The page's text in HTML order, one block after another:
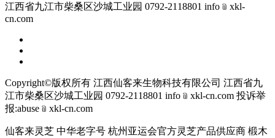
江西省九江市柴桑区沙城工业园 0792-2118801 info﹫xkl-
cn.com
Copyright©版权所有 江西仙客来生物科技有限公司 江西省九
江市柴桑区沙城工业园 0792-2118801 info﹫xkl-cn.com 投诉举
报:abuse﹫xkl-cn.com
仙客来灵芝 中华老字号 杭州亚运会官方灵芝产品供应商 椴木